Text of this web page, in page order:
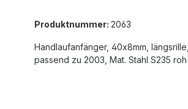
Produktnummer: 2063
Handlaufanfänger, 40x8mm, längsrille, gerollt,
passend zu 2003, Mat. Stahl S235 roh